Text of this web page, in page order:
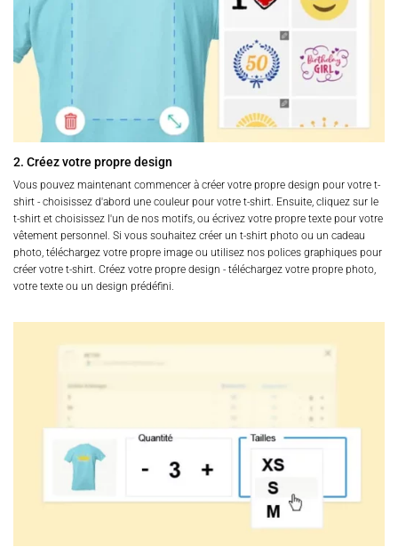
2. Créez votre propre design
Vous pouvez maintenant commencer à créer votre propre design pour votre t-
shirt - choisissez d'abord une couleur pour votre t-shirt. Ensuite, cliquez sur le
t-shirt et choisissez l'un de nos motifs, ou écrivez votre propre texte pour votre
vêtement personnel. Si vous souhaitez créer un t-shirt photo ou un cadeau
photo, téléchargez votre propre image ou utilisez nos polices graphiques pour
créer votre t-shirt. Créez votre propre design - téléchargez votre propre photo,
votre texte ou un design prédéfini.